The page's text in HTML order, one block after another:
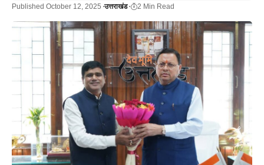
Published October 12, 2025 उत्तराखंड 2 Min Read